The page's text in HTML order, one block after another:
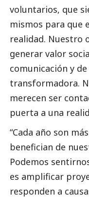
voluntarios, que
mismos para que
realidad. Nuestro
generar valor
comunicación y
transformadora.
merecen ser
puerta a una
“Cada año son
benefician de
Podemos
es amplificar
responden a